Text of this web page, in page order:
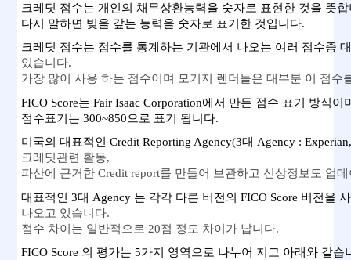
크레딧 점수는 개인의 채무상환능력을 숫자로 표현한 것을 뜻
다시 말하면 빚을 갚는 능력을 숫자로 표기한 것입니다.
크레딧 점수는 점수를 통계하는 기관에서 나오는 여러 점수중
있습니다.
가장 많이 사용 하는 점수이며 모기지 렌더들은 대부분 이 점수
FICO Score는 Fair Isaac Corporation에서 만든 점수 표기 방식
점수표기는 300~850으로 표기 됩니다.
미국의 대표적인 Credit Reporting Agency(3대 Agency :
크레딧관련 활동,
파산에 근거한 Credit report를 만들어 보관하고 신상정보도 업
대표적인 3대 Agency 는 각각 다른 버전의 FICO Score 버전을
나오고 있습니다.
점수 차이는 일반적으로 20점 정도 차이가 납니다.
FICO Score 의 평가는 5가지 영역으로 나누어 지고 아래와 같습